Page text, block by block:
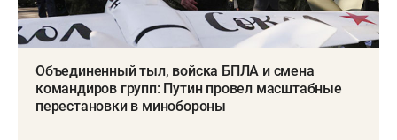
Объединенный тыл, войска БПЛА и смена
командиров групп: Путин провел масштабные
перестановки в минобороны